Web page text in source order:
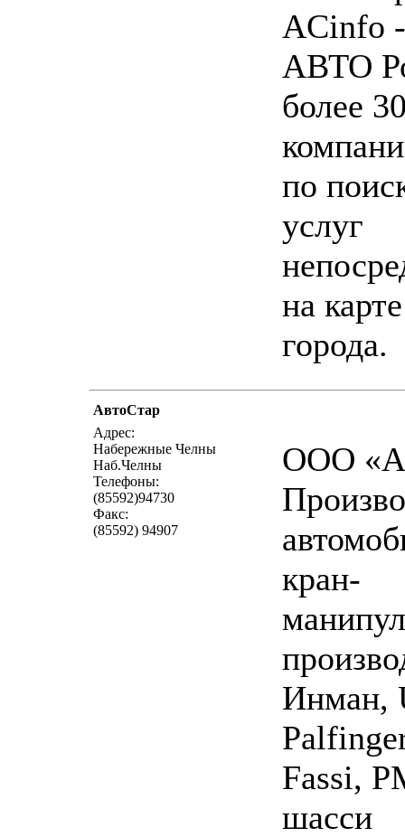
ACinfo
АВТО
более
по
услуг
на
города.
АвтоСтар
Адрес:
Набережные Челны
Наб.Челны
Телефоны:
(85592)94730
Факс:
(85592) 94907
ООО
кран-
Инман,
Fassi,
шасси